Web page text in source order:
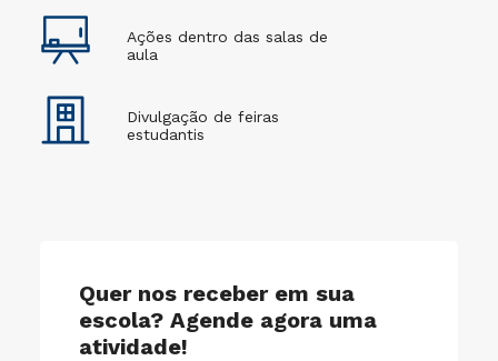
Ações dentro das salas de
aula
Divulgação de feiras
estudantis
Quer nos receber em sua
escola? Agende agora uma
atividade!